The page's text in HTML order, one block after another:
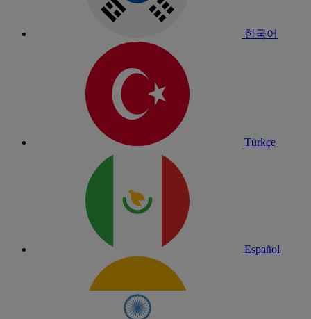
한국어
Türkçe
Español